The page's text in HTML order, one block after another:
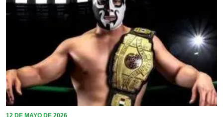
12 DE MAYO DE 2026